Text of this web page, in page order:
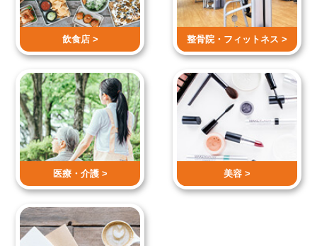
飲食店 > 整骨院・ フィットネス >
医療・介護 > 美容 >